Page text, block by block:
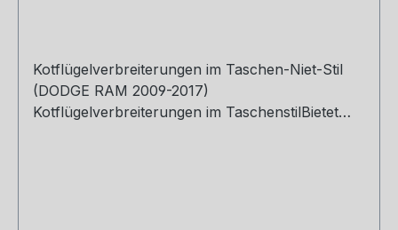
Kotflügelverbreiterungen im Taschen-Niet-Stil
(DODGE RAM 2009-2017)
Kotflügelverbreiterungen im TaschenstilBietet